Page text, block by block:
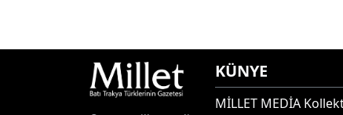
KÜNYE
MİLLET MEDİA